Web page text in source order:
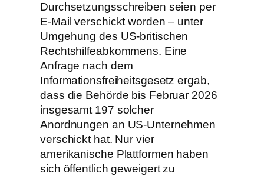
Durchsetzungsschreiben seien per
E-Mail verschickt worden – unter
Umgehung des US-britischen
Rechtshilfeabkommens. Eine
Anfrage nach dem
Informationsfreiheitsgesetz ergab,
dass die Behörde bis Februar 2026
insgesamt 197 solcher
Anordnungen an US-Unternehmen
verschickt hat. Nur vier
amerikanische Plattformen haben
sich öffentlich geweigert zu